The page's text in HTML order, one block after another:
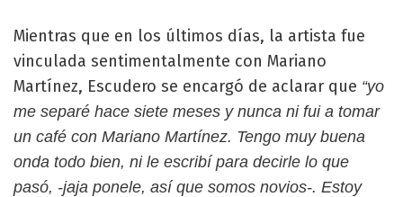
Mientras que en los últimos días, la artista fue
vinculada sentimentalmente con Mariano
Martínez, Escudero se encargó de aclarar que “yo
me separé hace siete meses y nunca ni fui a tomar
un café con Mariano Martínez. Tengo muy buena
onda todo bien, ni le escribí para decirle lo que
pasó, -jaja ponele, así que somos novios-. Estoy